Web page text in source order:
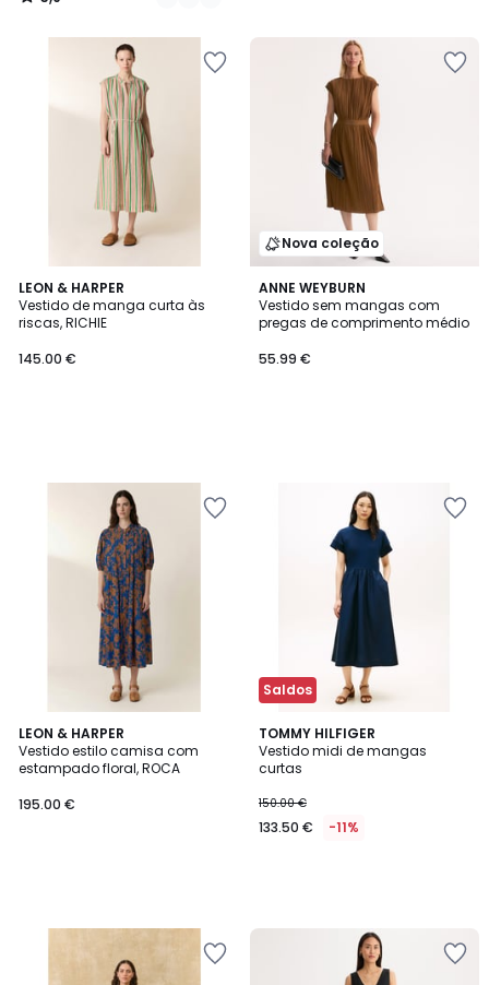
/
LEON & HARPER
Vestido de manga curta às
riscas, RICHIE
145.00 €
Nova coleção
ANNE WEYBURN
Vestido sem mangas com
pregas de comprimento médio
55.99 €
LEON & HARPER
Vestido estilo camisa com
estampado floral, ROCA
195.00 €
Saldos
TOMMY HILFIGER
Vestido midi de mangas
curtas
150.00 €
133.50 € -11%